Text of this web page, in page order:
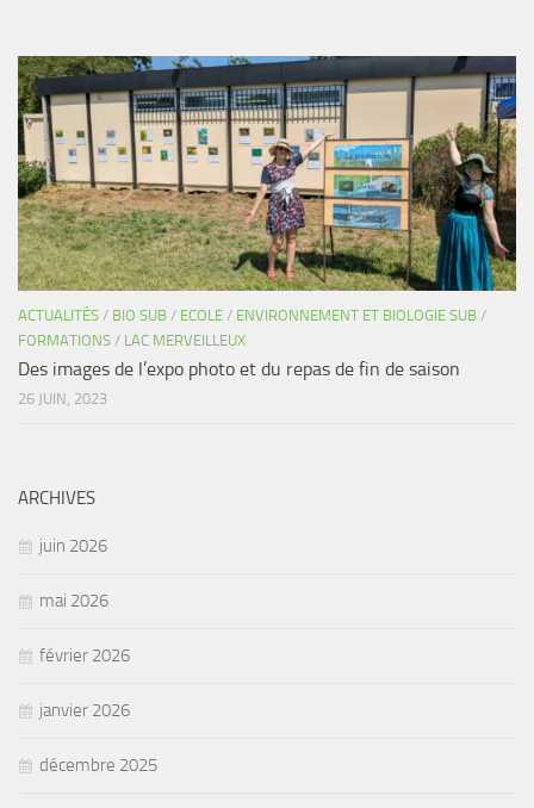
ACTUALITÉS / BIO SUB / ECOLE / ENVIRONNEMENT ET BIOLOGIE SUB /
FORMATIONS / LAC MERVEILLEUX
Des images de l’expo photo et du repas de fin de saison
26 JUIN, 2023
ARCHIVES
juin 2026
mai 2026
février 2026
janvier 2026
décembre 2025